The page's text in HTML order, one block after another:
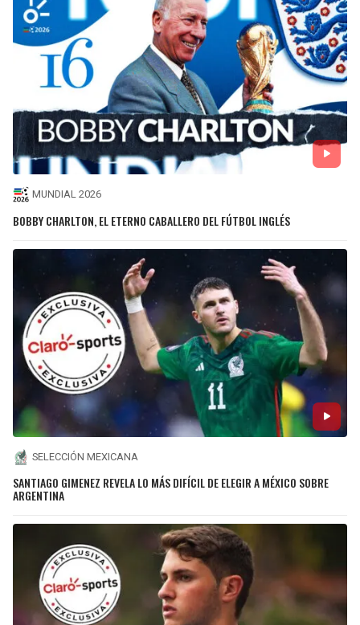
MUNDIAL 2026
BOBBY CHARLTON, EL ETERNO CABALLERO DEL FÚTBOL INGLÉS
SELECCIÓN MEXICANA
SANTIAGO GIMENEZ REVELA LO MÁS DIFÍCIL DE ELEGIR A MÉXICO SOBRE
ARGENTINA